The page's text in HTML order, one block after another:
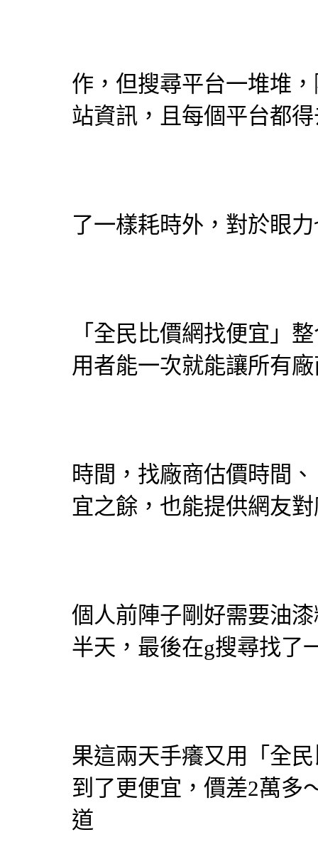
作，但搜尋平台一堆堆
站資訊，且每個平台都
了一樣耗時外，對於眼
「 全民比價網找便宜」
用者能一次就能讓所有
時間，找廠商估價時間
宜之餘，也能提供網友
個人前陣子剛好需要油
半天，最後在g搜尋找了
果這兩天手癢又用「 全
到了更便宜，價差2萬多
道